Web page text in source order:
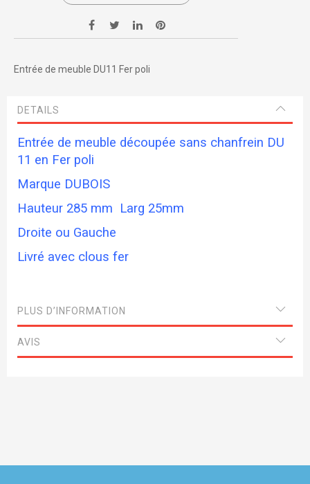
Entrée de meuble DU11 Fer poli
DETAILS
Entrée de meuble découpée sans chanfrein DU
11 en Fer poli
Marque DUBOIS
Hauteur 285 mm Larg 25mm
Droite ou Gauche
Livré avec clous fer
PLUS D’INFORMATION
AVIS